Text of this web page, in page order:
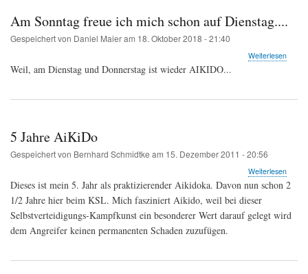
Am Sonntag freue ich mich schon auf Dienstag....
Gespeichert von Daniel Maieram 18. Oktober 2018 - 21:40
Weiterlesenüber
ich
Weil, am Dienstag und Donnerstag ist wieder AIKIDO...
5 Jahre AiKiDo
Gespeichert von Bernhard Schmidtke am 15. Dezember 2011 - 20:56
Weiterlesenüber
5
Dieses ist mein 5. Jahr als praktizierender Aikidoka. Davon nun schon 2
1/2 Jahre hier beim KSL. Mich fasziniert Aikido, weil bei dieser
Selbstverteidigungs-Kampfkunst ein besonderer Wert darauf gelegt wird
dem Angreifer keinen permanenten Schaden zuzufügen.